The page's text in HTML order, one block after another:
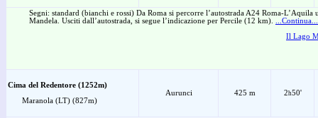
Segni: standard (bianchi e rossi) Da Roma si percorre l’autostrada A24 Roma-
Mandela. Usciti dall’autostrada, si segue l’indicazione per Percile (12 km).
...Continua...
Il Lago
Cima del Redentore (1252m)
Maranola (LT) (827m)
Aurunci 425 m 2h50'